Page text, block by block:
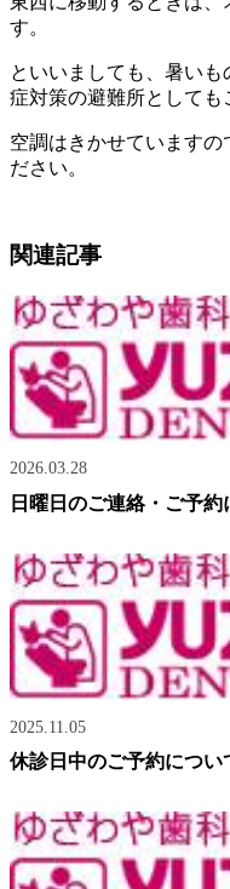
す。
といいましても、暑い
症対策の避難所としても
空調はきかせていますの
ださい。
関連記事
2026.03.28
日曜日のご連絡・ご予約
2025.11.05
休診日中のご予約につい